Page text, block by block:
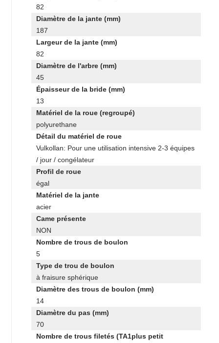
82
Diamètre de la jante (mm)
187
Largeur de la jante (mm)
82
Diamètre de l'arbre (mm)
45
Épaisseur de la bride (mm)
13
Matériel de la roue (regroupé)
polyurethane
Détail du matériel de roue
Vulkollan: Pour une utilisation intensive 2-3 équipes
/ jour / congélateur
Profil de roue
égal
Matériel de la jante
acier
Came présente
NON
Nombre de trous de boulon
5
Type de trou de boulon
à fraisure sphérique
Diamètre des trous de boulon (mm)
14
Diamètre du pas (mm)
70
Nombre de trous filetés (TA1plus petit